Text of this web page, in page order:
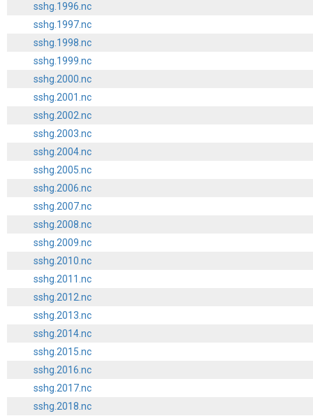
sshg.1996.nc
sshg.1997.nc
sshg.1998.nc
sshg.1999.nc
sshg.2000.nc
sshg.2001.nc
sshg.2002.nc
sshg.2003.nc
sshg.2004.nc
sshg.2005.nc
sshg.2006.nc
sshg.2007.nc
sshg.2008.nc
sshg.2009.nc
sshg.2010.nc
sshg.2011.nc
sshg.2012.nc
sshg.2013.nc
sshg.2014.nc
sshg.2015.nc
sshg.2016.nc
sshg.2017.nc
sshg.2018.nc